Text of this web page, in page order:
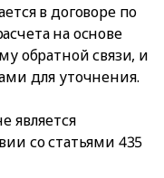
в договоре по
на основе
обратной связи, и
для уточнения.
является
со статьями 435